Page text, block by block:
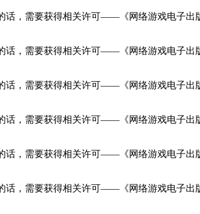
，需要获得相关许可——《网络游戏电子出
，需要获得相关许可——《网络游戏电子出
，需要获得相关许可——《网络游戏电子出
，需要获得相关许可——《网络游戏电子出
，需要获得相关许可——《网络游戏电子出
，需要获得相关许可——《网络游戏电子出